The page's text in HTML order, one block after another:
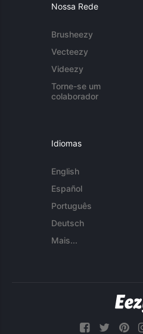
Nossa Rede
Brusheezy
Vecteezy
Videezy
Torne-se um
colaborador
Idiomas
English
Español
Português
Deutsch
Mais...